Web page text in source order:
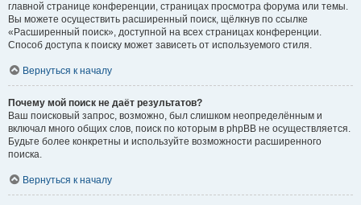
главной странице конференции, страницах просмотра форума или темы.
Вы можете осуществить расширенный поиск, щёлкнув по ссылке
«Расширенный поиск», доступной на всех страницах конференции.
Способ доступа к поиску может зависеть от используемого стиля.
Вернуться к началу
Почему мой поиск не даёт результатов?
Ваш поисковый запрос, возможно, был слишком неопределённым и
включал много общих слов, поиск по которым в phpBB не осуществляется.
Будьте более конкретны и используйте возможности расширенного
поиска.
Вернуться к началу